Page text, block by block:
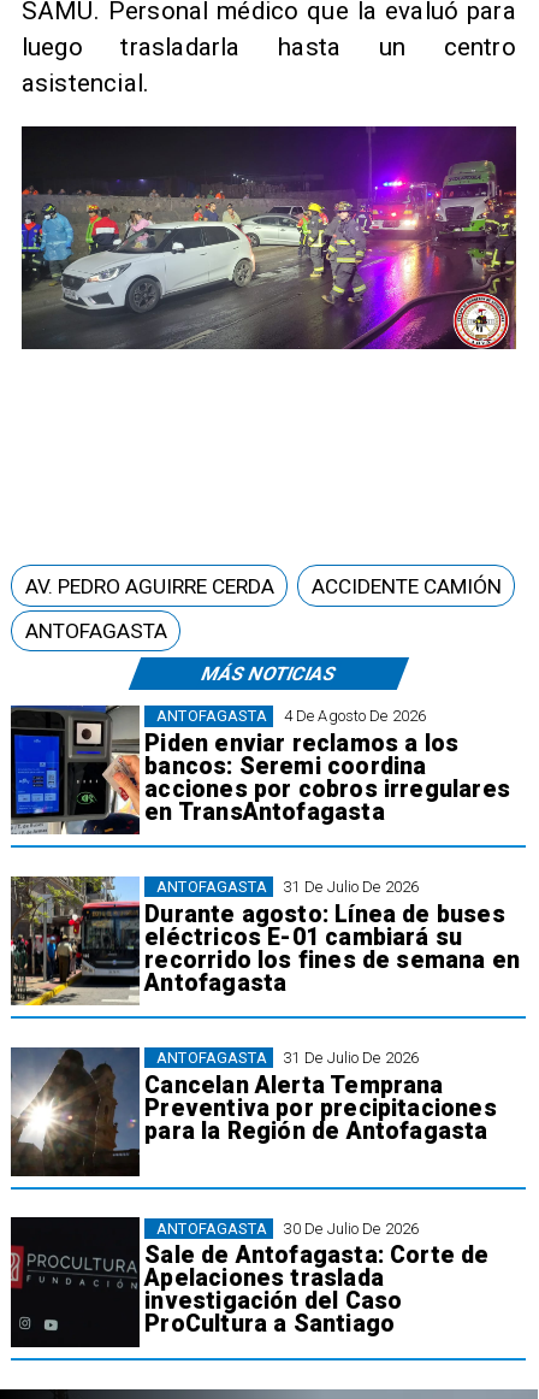
SAMU. Personal médico que la evaluó para
luego trasladarla hasta un centro
asistencial.
MÁS NOTICIAS
4 De Agosto De 2026
Piden enviar reclamos a los
bancos: Seremi coordina
acciones por cobros irregulares
en TransAntofagasta
ANTOFAGASTA
31 De Julio De 2026
Durante agosto: Línea de buses
eléctricos E-01 cambiará su
recorrido los fines de semana en
Antofagasta
ANTOFAGASTA
31 De Julio De 2026
Cancelan Alerta Temprana
Preventiva por precipitaciones
para la Región de Antofagasta
ANTOFAGASTA
30 De Julio De 2026
Sale de Antofagasta: Corte de
Apelaciones traslada
investigación del Caso
ProCultura a Santiago
ANTOFAGASTA
AV. PEDRO AGUIRRE CERDA
ACCIDENTE CAMIÓN
ANTOFAGASTA